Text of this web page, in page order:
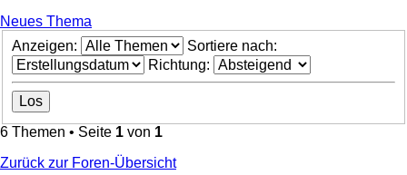
Neues Thema
Anzeigen:
Sortiere nach:
Richtung:
6 Themen • Seite 1 von 1
Zurück zur Foren-Übersicht